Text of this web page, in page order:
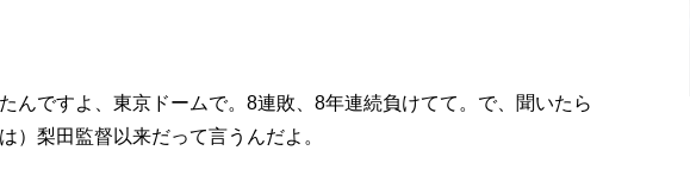
んですよ、東京ドームで。8連敗、8年連続負けてて。で、聞いたら
）梨田監督以来だって言うんだよ。